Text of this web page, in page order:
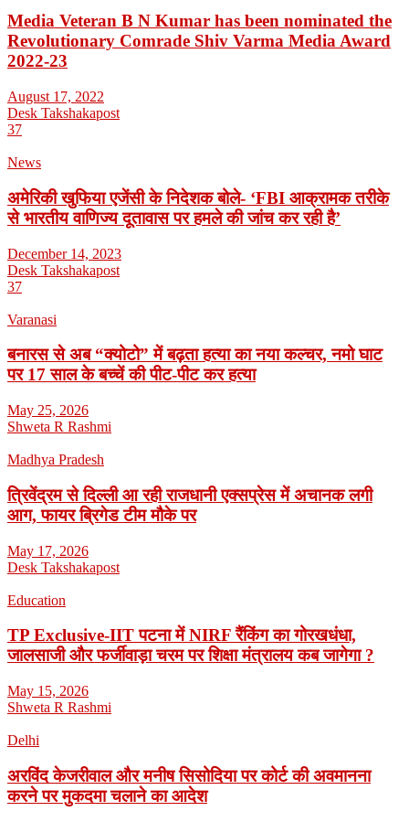
Media Veteran B N Kumar has been nominated the
Revolutionary Comrade Shiv Varma Media Award
2022-23
August 17, 2022
Desk Takshakapost
37
News
अमेरिकी खुफिया एजेंसी के निदेशक बोले- ‘FBI आक्रामक तरीके
से भारतीय वाणिज्य दूतावास पर हमले की जांच कर रही है’
December 14, 2023
Desk Takshakapost
37
Varanasi
बनारस से अब “क्योटो” में बढ़ता हत्या का नया कल्चर, नमो घाट
पर 17 साल के बच्चें की पीट-पीट कर हत्या
May 25, 2026
Shweta R Rashmi
Madhya Pradesh
त्रिवेंद्रम से दिल्ली आ रही राजधानी एक्सप्रेस में अचानक लगी
आग, फायर ब्रिगेड टीम मौके पर
May 17, 2026
Desk Takshakapost
Education
TP Exclusive-IIT पटना में NIRF रैंकिंग का गोरखधंधा,
जालसाजी और फर्जीवाड़ा चरम पर शिक्षा मंत्रालय कब जागेगा ?
May 15, 2026
Shweta R Rashmi
Delhi
अरविंद केजरीवाल और मनीष सिसोदिया पर कोर्ट की अवमानना
करने पर मुकदमा चलाने का आदेश